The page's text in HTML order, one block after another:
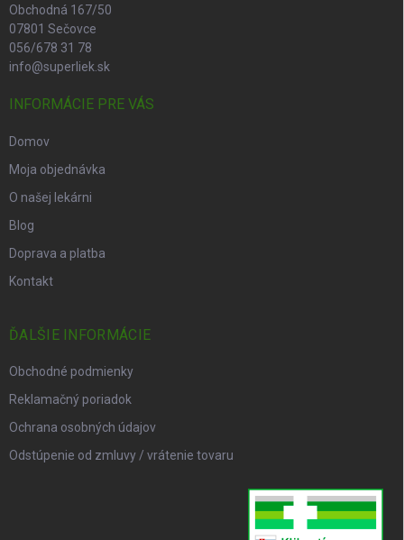
Obchodná 167/50
07801 Sečovce
056/678 31 78
info@superliek.sk
INFORMÁCIE PRE VÁS
Domov
Moja objednávka
O našej lekárni
Blog
Doprava a platba
Kontakt
ĎALŠIE INFORMÁCIE
Obchodné podmienky
Reklamačný poriadok
Ochrana osobných údajov
Odstúpenie od zmluvy / vrátenie tovaru